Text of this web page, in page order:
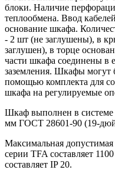
блоки. Наличие
теплообмена. Ввод
основание шкафа.
- 2 шт (не заглушены), в
заглушен), в торце
части шкафа соединены в
заземления. Шкафы могут
помощью комплекта для
шкафа на регулируемые
Шкаф выполнен в системе
мм ГОСТ 28601-90 (19-
Максимальная
серии TFA составляет
составляет IP 20.